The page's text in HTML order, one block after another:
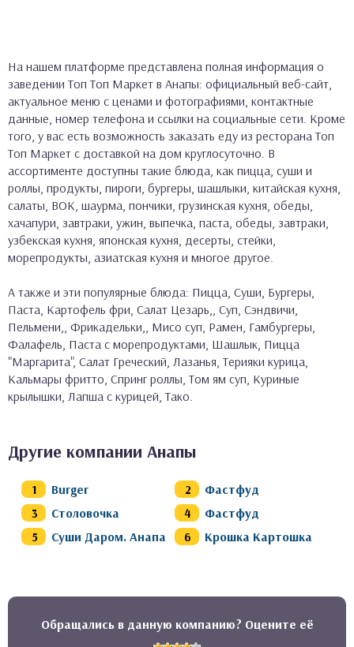
На нашем платформе представлена полная информация о
заведении Топ Топ Маркет в Анапы: официальный веб-сайт,
актуальное меню с ценами и фотографиями, контактные
данные, номер телефона и ссылки на социальные сети. Кроме
того, у вас есть возможность заказать еду из ресторана Топ
Топ Маркет с доставкой на дом круглосуточно. В
ассортименте доступны такие блюда, как пицца, суши и
роллы, продукты, пироги, бургеры, шашлыки, китайская кухня,
салаты, ВОК, шаурма, пончики, грузинская кухня, обеды,
хачапури, завтраки, ужин, выпечка, паста, обеды, завтраки,
узбекская кухня, японская кухня, десерты, стейки,
морепродукты, азиатская кухня и многое другое.
А также и эти популярные блюда: Пицца, Суши, Бургеры,
Паста, Картофель фри, Салат Цезарь,, Суп, Сэндвичи,
Пельмени,, Фрикадельки,, Мисо суп, Рамен, Гамбургеры,
Фалафель, Паста с морепродуктами, Шашлык, Пицца
"Маргарита", Салат Греческий, Лазанья, Терияки курица,
Кальмары фритто, Спринг роллы, Том ям суп, Куриные
крылышки, Лапша с курицей, Тако.
Другие компании Анапы
Burger
Фастфуд
Столовочка
Фастфуд
Суши Даром. Анапа
Крошка Картошка
Обращались в данную компанию? Оцените её